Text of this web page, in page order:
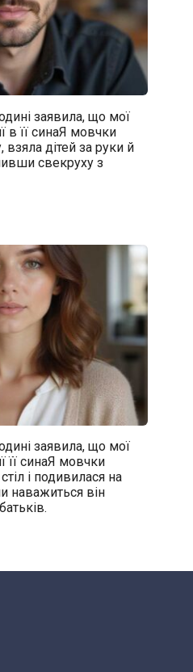
заявила, що мої
в її синаЯ мовчки
взяла дітей за руки й
свекруху з
заявила, що мої
її синаЯ мовчки
і подивилася на
наважиться він